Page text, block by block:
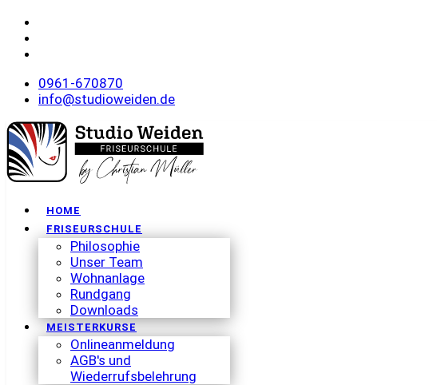
0961-670870
info@studioweiden.de
HOME
FRISEURSCHULE
Philosophie
Unser Team
Wohnanlage
Rundgang
Downloads
MEISTERKURSE
Onlineanmeldung
AGB's und
Wiederrufsbelehrung